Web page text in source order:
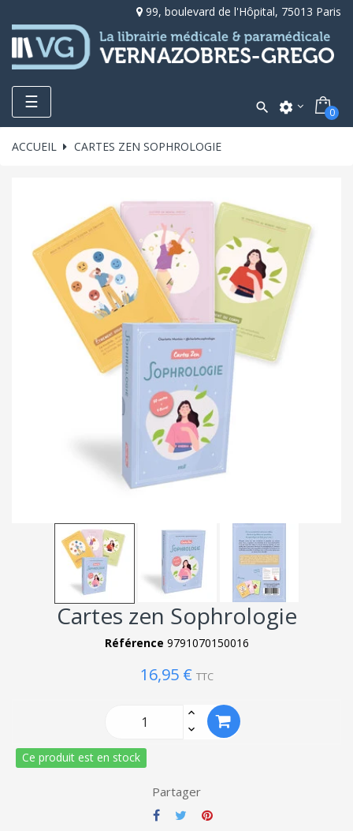
99, boulevard de l'Hôpital, 75013 Paris
Toggle
navigation
☰  settings 0
ACCUEIL CARTES ZEN SOPHROLOGIE
Cartes zen Sophrologie
Référence 9791070150016
16,95 € TTC
Ce produit est en stock
Partager